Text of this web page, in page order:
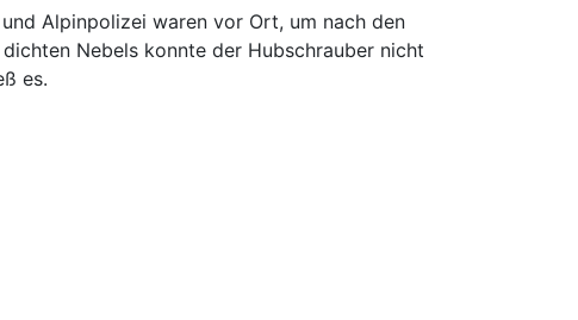
Alpinpolizei waren vor Ort, um nach den
Nebels konnte der Hubschrauber nicht
es.